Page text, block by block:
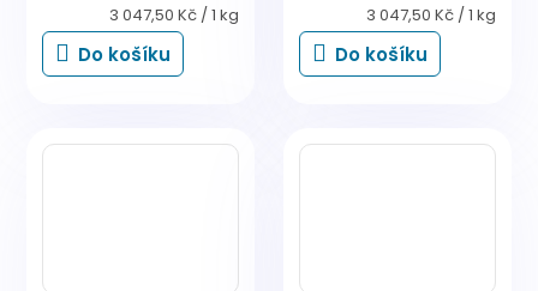
Měrná
cena:
3 047,50 Kč / 1 kg
Do košíku
Měrná
cena:
3 047,50 Kč / 1 kg
Do košíku